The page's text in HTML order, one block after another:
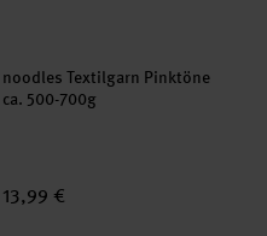
noodles Textilgarn Pinktöne
ca. 500-700g
13,99 €